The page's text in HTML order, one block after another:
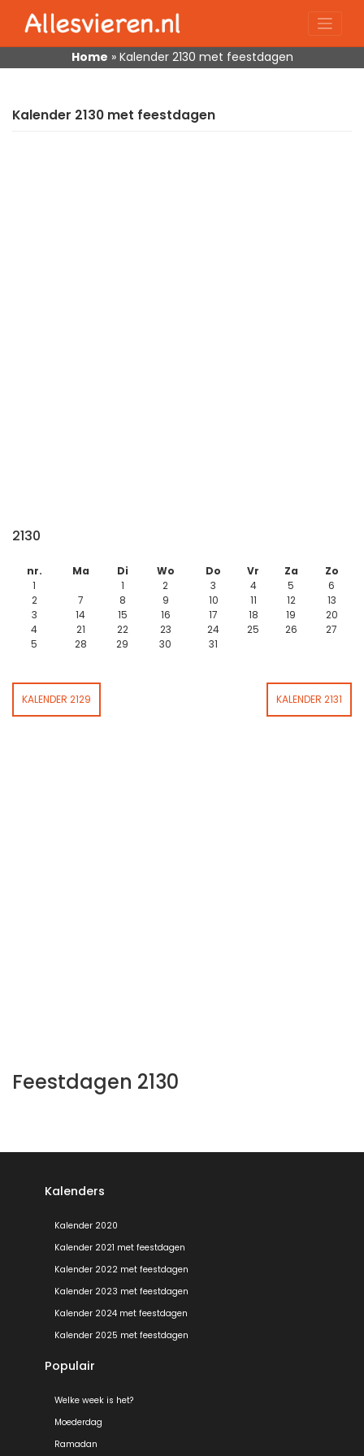
content
Home » Kalender 2130 met feestdagen
Kalender 2130 met feestdagen
2130
nr. Ma Di Wo Do Vr Za
Zo
1
1 2 3 4 5
6
2
7 8 9 10 11 12
13
3
14 15 16 17 18 19
20
4
21 22 23 24 25 26
27
5
28 29 30 31
KALENDER 2129 KALENDER 2131
Feestdagen 2130
Kalenders
Kalender 2020
Kalender 2021 met feestdagen
Kalender 2022 met feestdagen
Kalender 2023 met feestdagen
Kalender 2024 met feestdagen
Kalender 2025 met feestdagen
Populair
Welke week is het?
Moederdag
Ramadan